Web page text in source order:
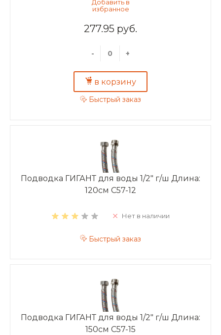
277.95 руб.
- +
в корзину
Быстрый заказ
Подводка ГИГАНТ для воды 1/2" г/ш Длина:
120см C57-12
Нет в наличии
Быстрый заказ
Подводка ГИГАНТ для воды 1/2" г/ш Длина:
150см C57-15